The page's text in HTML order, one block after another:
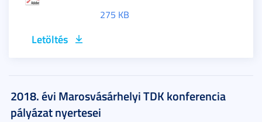
275 KB
Letöltés
2018. évi Marosvásárhelyi TDK konferencia
pályázat nyertesei